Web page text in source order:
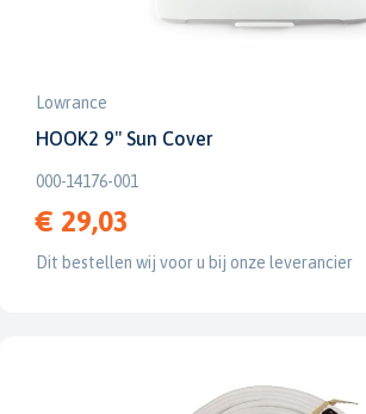
Lowrance
HOOK2 9" Sun Cover
000-14176-001
€ 29,03
Dit bestellen wij voor u bij onze leverancier